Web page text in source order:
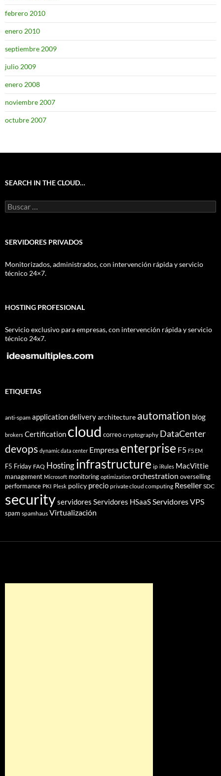
febrero 2010
enero 2010
septiembre 2009
julio 2009
enero 2008
noviembre 2007
octubre 2007
SEARCH IN THE CLOUD…
Buscar:
SERVIDORES PRIVADOS
Monitorizados, administrados, con intervención rápida y servicio
técnico 24×7.
HOSTING PROFESIONAL
Servicio exclusivo para empresas, con intervención rápida y servicio
técnico 24x7.
ETIQUETAS
anti-spam application deliveryarchitecture automation blog
brokers Certification cloud correo cryptography DataCenter
devops dynamic data center Empresa enterprise F5 F5 EM
F5 Friday FAQ Hostinginfrastructure ip iRules MacVittie
management Microsoft monitoring optimization orchestration overselling
performance PKI Plesk policy precio private cloud computing Reseller SDC
securityservidores Servidores HSaaSServidores VPS
spam spamhaus Virtualización